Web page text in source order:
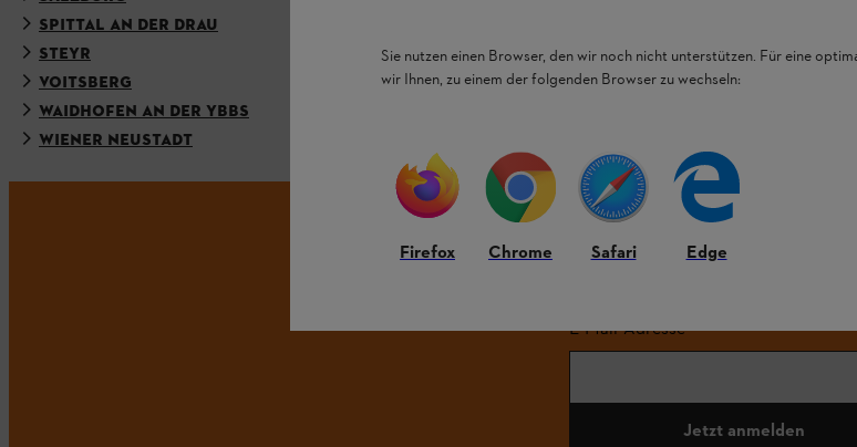
SPITTAL AN DER DRAU
STEYR
TAMSWEG TULLN
VOITSBERG
VÖCKLABRUCK
WAIDHOFEN AN DER YBBS
WIENER NEUSTADT
Bleiben Sie auf dem Laufenden mit dem
E-Mail-Adresse
Jetzt anmelden
Sie nutzen einen Browser, den wir noch nicht unterstützen. Für eine
wir Ihnen, zu einem der folgenden Browser zu wechseln:
Firefox Chrome Safari Edge